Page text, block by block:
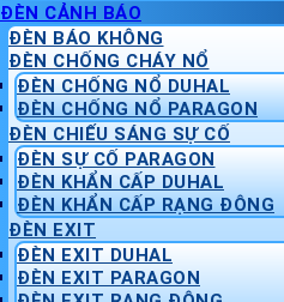
ĐÈN CẢNH BÁO
ĐÈN BÁO KHÔNG
ĐÈN CHỐNG CHÁY NỔ
ĐÈN CHỐNG NỔ DUHAL
ĐÈN CHỐNG NỔ PARAGON
ĐÈN CHIẾU SÁNG SỰ CỐ
ĐÈN SỰ CỐ PARAGON
ĐÈN KHẨN CẤP DUHAL
ĐÈN KHẨN CẤP RẠNG ĐÔNG
ĐÈN EXIT
ĐÈN EXIT DUHAL
ĐÈN EXIT PARAGON